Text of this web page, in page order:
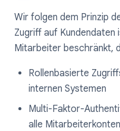
Wir folgen dem Prinzip
Zugriff auf
Mitarbeiter beschränkt,
Rollenbasierte
internen Systemen
Multi-Faktor-
alle Mitarbeiterkonten